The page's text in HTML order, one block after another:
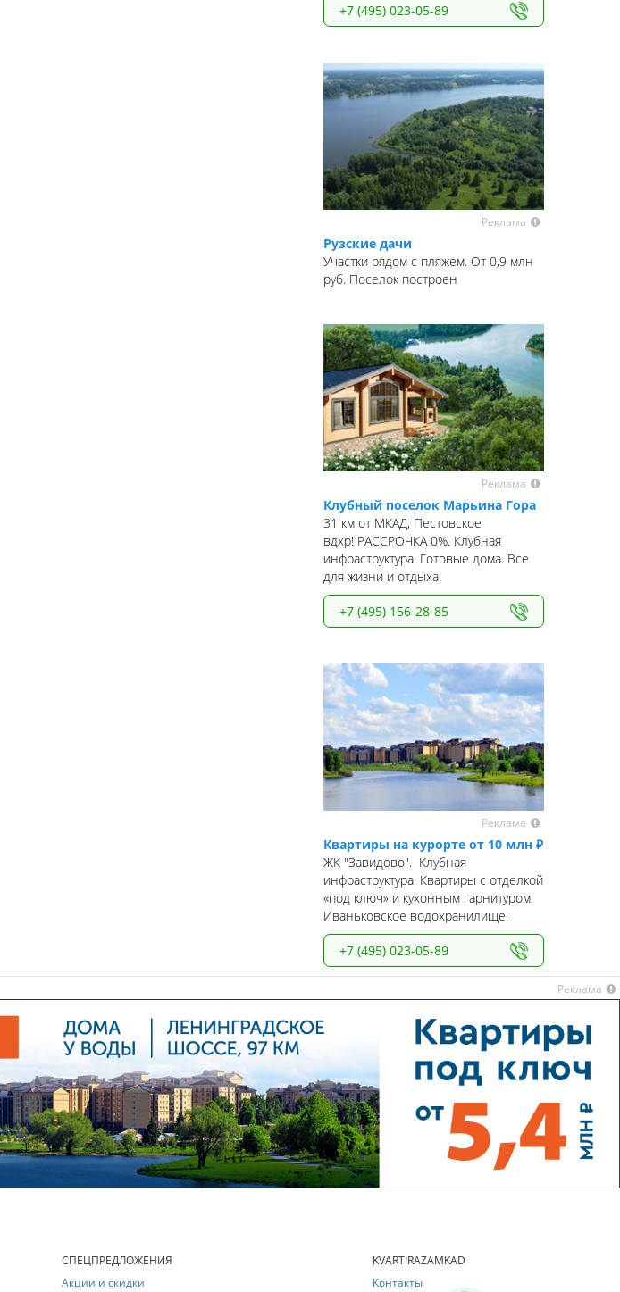
+7 (495) 023-05-89
Реклама
Рузские дачи
Участки рядом с пляжем. От 0,9 млн
руб. Поселок построен
Реклама
Клубный поселок Марьина Гора
31 км от МКАД, Пестовское
вдхр! РАССРОЧКА 0%. Клубная
инфраструктура. Готовые дома. Все
для жизни и отдыха.
+7 (495) 156-28-85
Реклама
Квартиры на курорте от 10 млн ₽
ЖК "Завидово". Клубная
инфраструктура. Квартиры с отделкой
«под ключ» и кухонным гарнитуром.
Иваньковское водохранилище.
+7 (495) 023-05-89
Реклама
СПЕЦПРЕДЛОЖЕНИЯ
Акции и скидки
KVARTIRAZAMKAD
Контакты